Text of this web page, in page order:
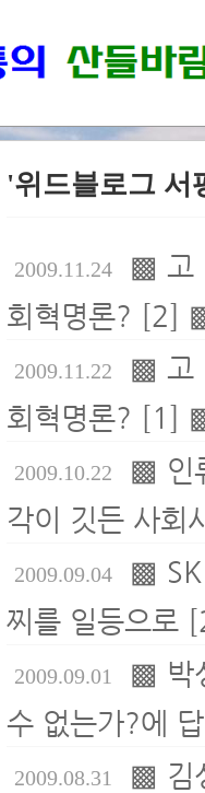
'위드블로그
2009.11.24 ▩ 고
회혁명론? [2]
2009.11.22 ▩ 고
회혁명론? [1]
2009.10.22 ▩ 인
각이 깃든 사
2009.09.04 ▩ SK
찌를 일등으로
2009.09.01 ▩ 박
수 없는가?에
2009.08.31 ▩ 김